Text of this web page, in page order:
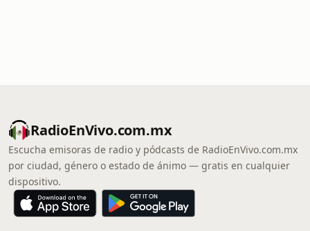
RadioEnVivo.com.mx
Escucha emisoras de radio y pódcasts de RadioEnVivo.com.mx
por ciudad, género o estado de ánimo — gratis en cualquier
dispositivo.